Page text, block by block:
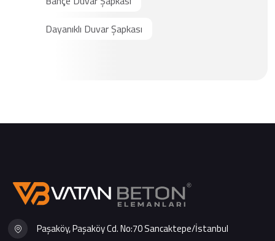
Dayanıklı Duvar Şapkası
Paşaköy, Paşaköy Cd. No:70 Sancaktepe/İstanbul